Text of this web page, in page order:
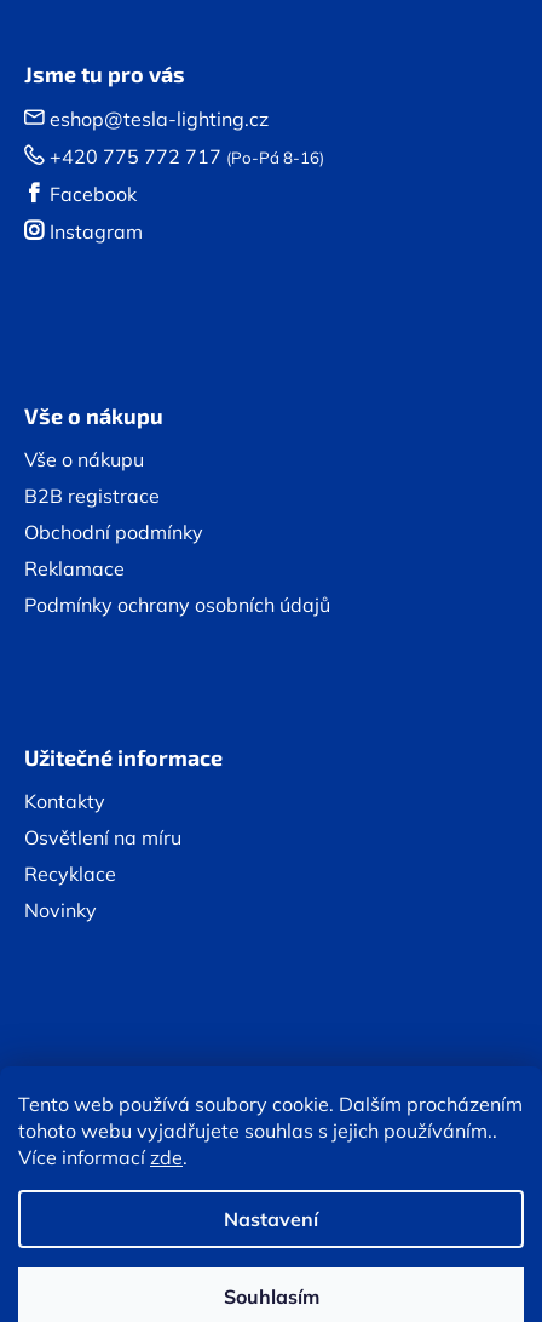
Tento web používá soubory cookie. Dalším procházením
tohoto webu vyjadřujete souhlas s jejich používáním..
Více informacízde.
Nastavení
Souhlasím
Jsme tu pro vás
eshop@tesla-lighting.cz
+420 775 772 717 (Po-Pá 8-16)
Facebook
Instagram
Vše o nákupu
Vše o nákupu
B2B registrace
Obchodní podmínky
Reklamace
Podmínky ochrany osobních údajů
Užitečné informace
Kontakty
Osvětlení na míru
Recyklace
Novinky
Online platby:
Upravit nastavení cookies